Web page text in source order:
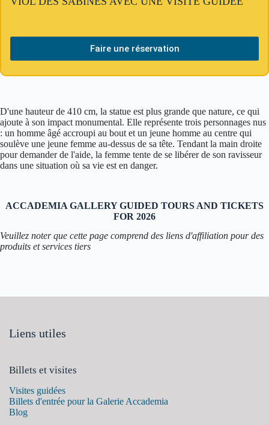
Faire une réservation
D'une hauteur de 410 cm, la statue est plus grande que nature, ce qui
ajoute à son impact monumental. Elle représente trois personnages nus
: un homme âgé accroupi au bout et un jeune homme au centre qui
soulève une jeune femme au-dessus de sa tête. Tendant la main droite
pour demander de l'aide, la femme tente de se libérer de son ravisseur
dans une situation où sa vie est en danger.
ACCADEMIA GALLERY GUIDED TOURS AND TICKETS
FOR 2026
Veuillez noter que cette page comprend des liens d'affiliation pour des
produits et services tiers
Liens utiles
Billets et visites
Visites guidées
Billets d'entrée pour la Galerie Accademia
Blog